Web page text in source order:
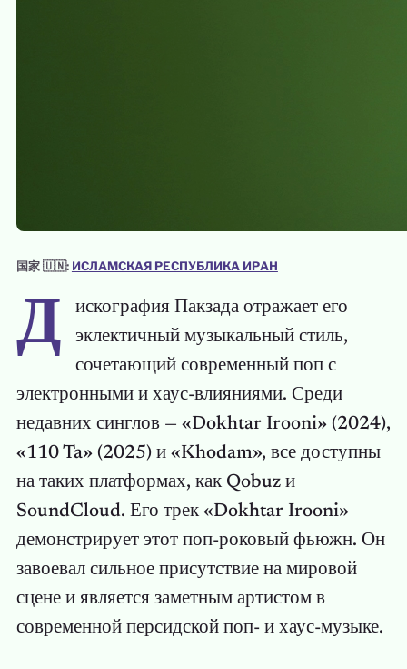
国家 🇺🇳: ИСЛАМСКАЯ РЕСПУБЛИКА ИРАН
Д
искография Пакзада отражает его
эклектичный музыкальный стиль,
сочетающий современный поп с
электронными и хаус-влияниями. Среди
недавних синглов — «Dokhtar Irooni» (2024),
«110 Ta» (2025) и «Khodam», все доступны
на таких платформах, как Qobuz и
SoundCloud. Его трек «Dokhtar Irooni»
демонстрирует этот поп-роковый фьюжн. Он
завоевал сильное присутствие на мировой
сцене и является заметным артистом в
современной персидской поп- и хаус-музыке.